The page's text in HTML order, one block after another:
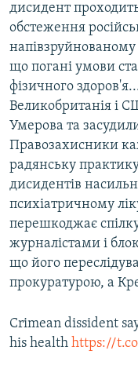
дисидент
обстеження
що погані умови
фізичного
Великобританія і
Умерова та
Правозахисники
радянську
дисидентів
психіатричному
перешкоджає
журналістами і
що його
прокуратурою, а
Crimean dissident
his health https://